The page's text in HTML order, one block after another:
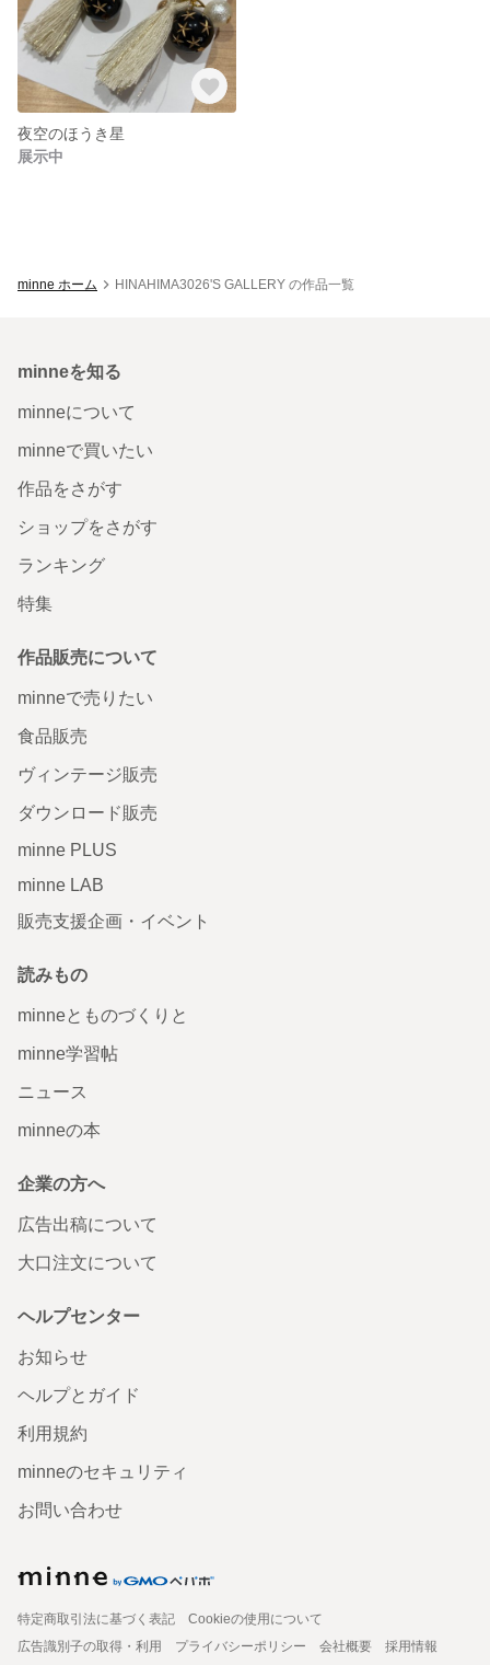
夜空のほうき星
展示中
minne ホーム HINAHIMA3026'S GALLERY の作品一覧
minneを知る
minneについて
minneで買いたい
作品をさがす
ショップをさがす
ランキング
特集
作品販売について
minneで売りたい
食品販売
ヴィンテージ販売
ダウンロード販売
minne PLUS
minne LAB
販売支援企画・イベント
読みもの
minneとものづくりと
minne学習帖
ニュース
minneの本
企業の方へ
広告出稿について
大口注文について
ヘルプセンター
お知らせ
ヘルプとガイド
利用規約
minneのセキュリティ
お問い合わせ
特定商取引法に基づく表記
Cookieの使用について
広告識別子の取得・利用
プライバシーポリシー 会社概要
採用情報